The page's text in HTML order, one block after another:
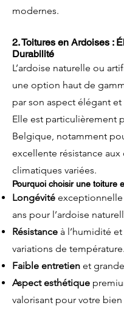
modernes.
2. Toitures en Ardoises :
Durabilité
L’ardoise naturelle ou
une option haut de
par son aspect élégant
Elle est particulièrement
Belgique, notamment
excellente résistance
climatiques variées.
Pourquoi choisir une toiture
Longévité exceptionnelle
ans pour l’ardoise
Résistance à l’humidité
variations de température.
Faible entretien et
Aspect esthétique
valorisant pour votre